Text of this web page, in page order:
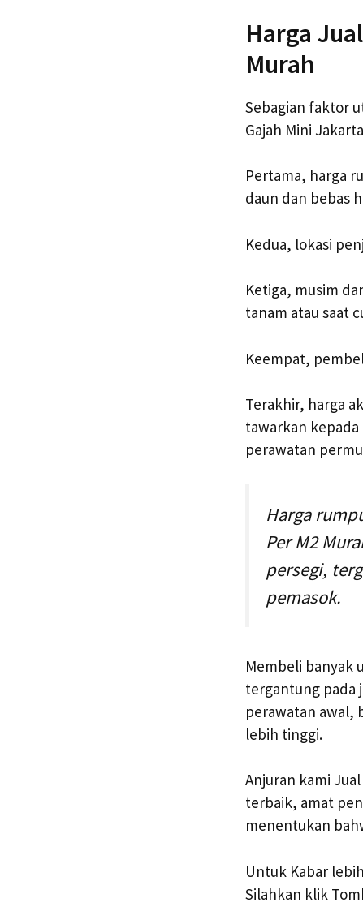
Harga
Murah
Sebagian faktor
Gajah Mini
Pertama, harga
daun dan bebas
Kedua, lokasi
Ketiga, musim
tanam atau saat
Keempat,
Terakhir, harga
tawarkan
perawatan
Harga
Per M2
persegi,
pemasok.
Membeli banyak
tergantung pada
perawatan awal,
lebih tinggi.
Anjuran kami
terbaik, amat
menentukan
Untuk Kabar
Silahkan klik